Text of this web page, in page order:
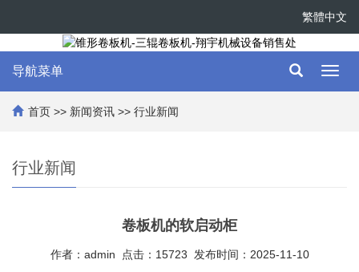
繁體中文
导航菜单
首页 >> 新闻资讯 >> 行业新闻
行业新闻
卷板机的软启动柜
作者：admin 点击：15723 发布时间：2025-11-10